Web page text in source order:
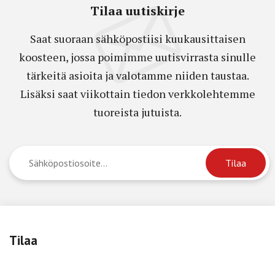
Tilaa uutiskirje
Saat suoraan sähköpostiisi kuukausittaisen
koosteen, jossa poimimme uutisvirrasta sinulle
tärkeitä asioita ja valotamme niiden taustaa.
Lisäksi saat viikottain tiedon verkkolehtemme
tuoreista jutuista.
Tilaa